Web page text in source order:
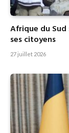
Afrique du
ses citoyens
27 juillet 2026